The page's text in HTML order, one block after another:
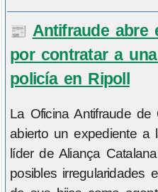
📰 Antifraude abre
por contratar a
policía en Ripoll
La Oficina Antifraude
abierto un expediente a
líder de Aliança
posibles irregularidades